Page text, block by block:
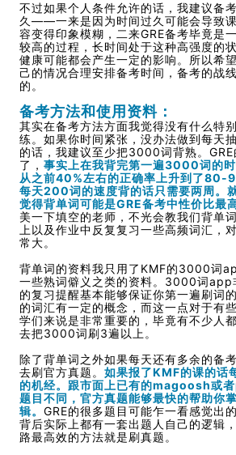
不过如果个人条件允许的话，我建议备
久——一来是因为时间过久可能会导致
容变得印象模糊，二来GRE备考毕竟是
较高的过程，长时间处于这种高强度的
健康可能都会产生一定的影响。所以希
己的情况合理安排备考时间，备考的战
的。
备考方法和使用资料：
其实在备考方法方面我觉得没有什么特
练。如果你时间紧张，没办法做到每天
的话，我建议至少把3000词背熟。
了， 事实上在我背完第一遍3000词的
从之前40%左右的正确率上升到了80-
每天200词的速度背的话只需要两周。
觉得背单词可能是GRE备考中性价比最
美一下填空的老师，不光会教我们背单
上以及作业中反复复习一些高频词汇，
常大。
背单词的资料我只用了KMF的3000词
一些熟词僻义之类的资料。3000词app
的复习提醒基本能够保证你第一遍刷词
的词汇有一定的概念，而这一点对于有
学们来说是非常重要的，毕竟有不少人
去把3000词刷3遍以上。
除了背单词之外如果每天还有多余的备
去刷官方真题。 如果报了KMF的课的话
的机经。跟市面上已有的magoosh或
题目不同，官方真题能够最快的帮助你
辑。 GRE的很多题目可能乍一看感觉出
背后实际上都有一套出题人自己的逻辑
路最高效的方法就是刷真题。